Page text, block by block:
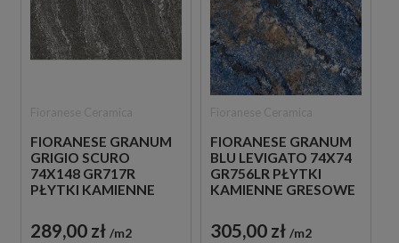
FIORANESE GRANUM
GRIGIO SCURO
74X148 GR717R
PŁYTKI KAMIENNE
289,00 zł m2
FIORANESE GRANUM
BLU LEVIGATO 74X74
GR756LR PŁYTKI
KAMIENNE GRESOWE
305,00 zł m2